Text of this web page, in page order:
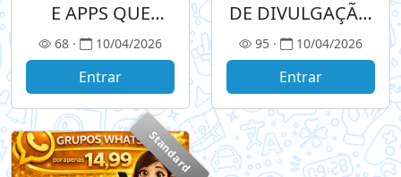
E APPS QUE
PAGAM NO FREE
68 · 10/04/2026
Entrar
DE DIVULGAÇÃO
DE LINKS
95 · 10/04/2026
Entrar
Standard